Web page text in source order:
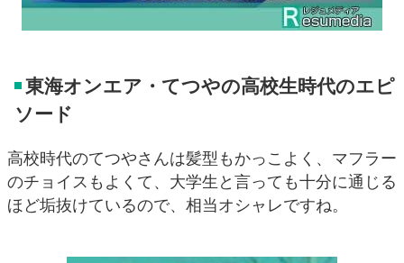
東海オンエア・てつやの高校生時代のエピ
ソード
高校時代のてつやさんは髪型もかっこよく、マフラー
のチョイスもよくて、大学生と言っても十分に通じる
ほど垢抜けているので、相当オシャレですね。